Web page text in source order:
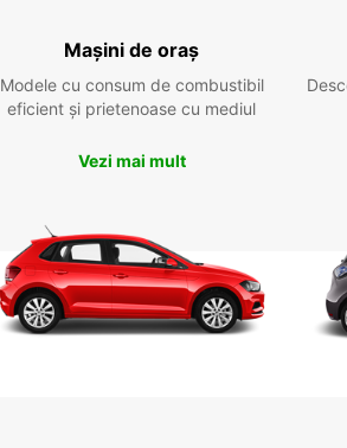
Mașini de oraș
Modele cu consum de combustibil
eficient și prietenoase cu mediul
Vezi mai mult